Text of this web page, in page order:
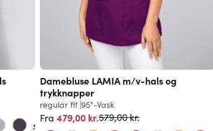
+10
Damebluse LAMIA m/v-hals og
trykknapper
regular fit 95°-Vask
Fra 479,00 kr.Normalpris
579,00 kr.